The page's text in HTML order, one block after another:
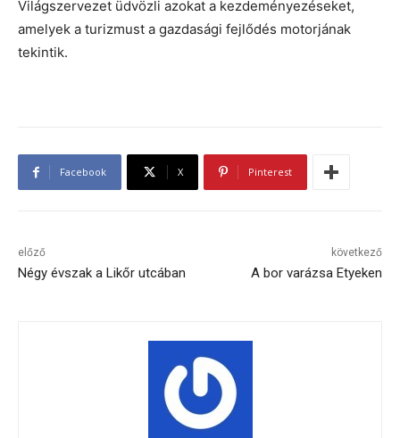
Világszervezet üdvözli azokat a kezdeményezéseket,
amelyek a turizmust a gazdasági fejlődés motorjának
tekintik.
Facebook X Pinterest
előző
Négy évszak a Likőr utcában
következő
A bor varázsa Etyeken